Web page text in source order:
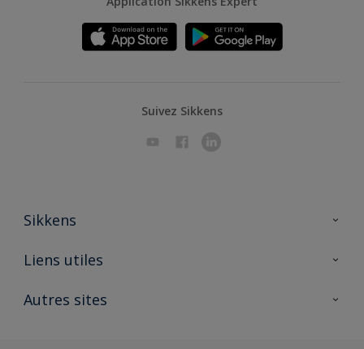
Suivez Sikkens
Sikkens
A propos de Sikkens
Liens utiles
Ouvrir un magasin PASS
Autres sites